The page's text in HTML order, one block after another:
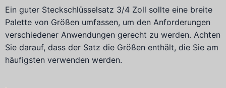
Ein guter Steckschlüsselsatz 3/4 Zoll sollte eine breite
Palette von Größen umfassen, um den Anforderungen
verschiedener Anwendungen gerecht zu werden. Achten
Sie darauf, dass der Satz die Größen enthält, die Sie am
häufigsten verwenden werden.